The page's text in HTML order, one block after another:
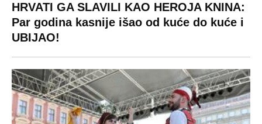
HRVATI GA SLAVILI KAO HEROJA KNINA:
Par godina kasnije išao od kuće do kuće i
UBIJAO!